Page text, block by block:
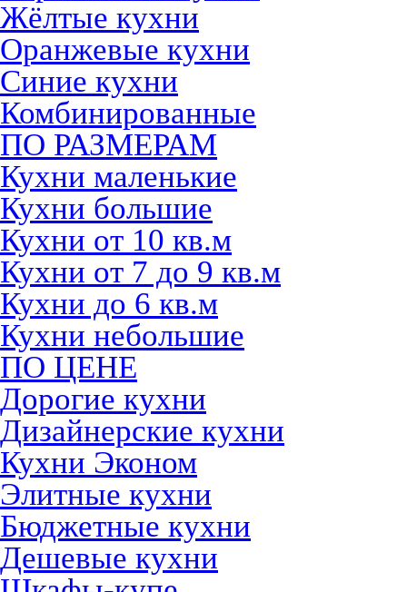
Жёлтые кухни
Оранжевые кухни
Синие кухни
Комбинированные
ПО РАЗМЕРАМ
Кухни маленькие
Кухни большие
Кухни от 10 кв.м
Кухни от 7 до 9 кв.м
Кухни до 6 кв.м
Кухни небольшие
ПО ЦЕНЕ
Дорогие кухни
Дизайнерские кухни
Кухни Эконом
Элитные кухни
Бюджетные кухни
Дешевые кухни